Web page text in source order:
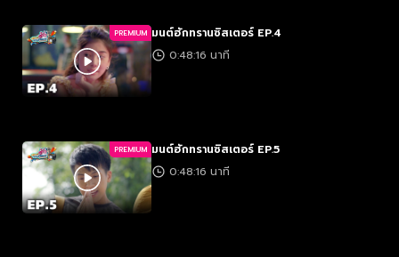
PREMIUM มนต์ฮักทรานซิสเตอร์ EP.4
0:48:16 นาที
PREMIUM มนต์ฮักทรานซิสเตอร์ EP.5
0:48:16 นาที